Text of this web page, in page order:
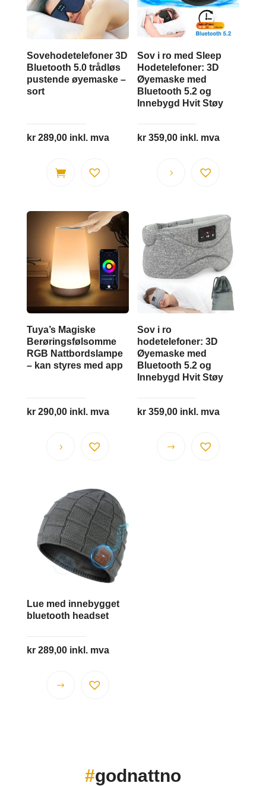
Sovehodetelefoner 3D
Bluetooth 5.0 trådløs
pustende øyemaske –
sort
kr289,00 inkl. mva
Sov i ro med Sleep
Hodetelefoner: 3D
Øyemaske med
Bluetooth 5.2 og
Innebygd Hvit Støy
kr 359,00 inkl. mva
Tuya’s Magiske
Berøringsfølsomme
RGB Nattbordslampe
– kan styres med app
kr290,00 inkl. mva
Sov i ro
hodetelefoner: 3D
Øyemaske med
Bluetooth 5.2 og
Innebygd Hvit Støy
kr 359,00 inkl. mva
Dette
Lue med innebygget
bluetooth headset
kr289,00 inkl. mva
Dette
kan
#godnattno